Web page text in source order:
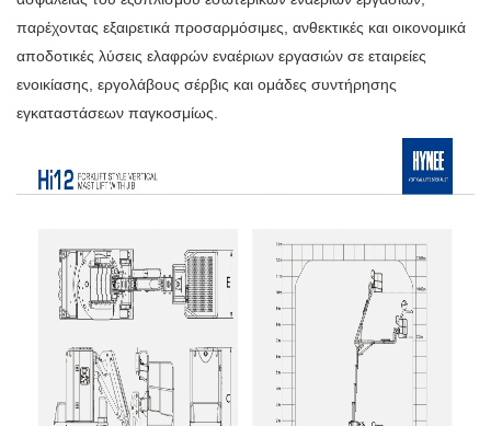
παρέχοντας εξαιρετικά προσαρμόσιμες, ανθεκτικές και οικονομικά
αποδοτικές λύσεις ελαφρών εναέριων εργασιών σε εταιρείες
ενοικίασης, εργολάβους σέρβις και ομάδες συντήρησης
εγκαταστάσεων παγκοσμίως.